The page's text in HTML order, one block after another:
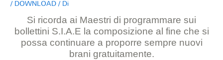
/DOWNLOAD/ Di
Si ricorda ai Maestri di programmare sui
bollettini S.I.A.E la composizione al fine che si
possa continuare a proporre sempre nuovi
brani gratuitamente.